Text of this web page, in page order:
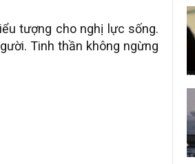
tượng cho nghị lực sống.
Tinh thần không ngừng
04/